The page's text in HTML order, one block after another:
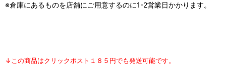
※倉庫にあるものを店舗にご用意するのに1-2営業日かかります。
↓この商品はクリックポスト１８５円でも発送可能です。